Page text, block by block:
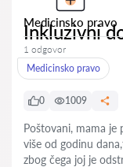
Medicinsko pravo
Inkluzivni
1 odgovor
Medicinsko pravo
0 1009
Poštovani, mama je
više od godinu
zbog čega joj je